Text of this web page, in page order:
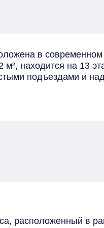
в
находится на 13
подъездами и
расположенный в